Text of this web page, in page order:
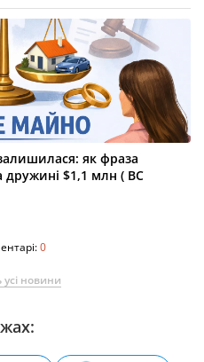
як фраза
дружині $1,1 млн ( ВС
0
новини